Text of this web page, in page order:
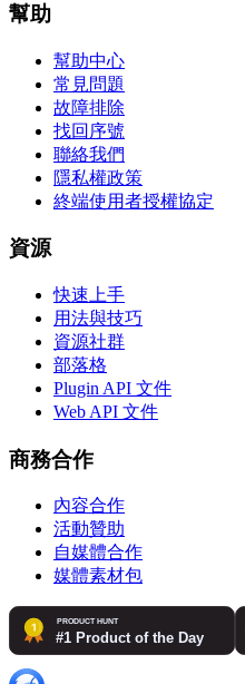
幫助
幫助中心
常見問題
故障排除
找回序號
聯絡我們
隱私權政策
終端使用者授權協定
資源
快速上手
用法與技巧
資源社群
部落格
Plugin API 文件
Web API 文件
商務合作
內容合作
活動贊助
自媒體合作
媒體素材包